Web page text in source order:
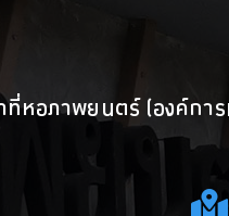
ที่หอภาพยนตร์ (องค์กา